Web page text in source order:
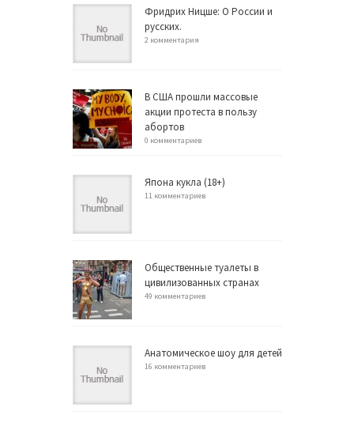
Фридрих Ницше: О России и
русских.
2 комментария
В США прошли массовые
акции протеста в пользу
абортов
0 комментариев
Япона кукла (18+)
11 комментариев
Общественные туалеты в
цивилизованных странах
49 комментариев
Анатомическое шоу для детей
16 комментариев